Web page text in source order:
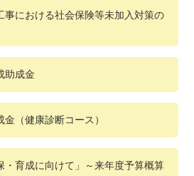
事における社会保険等未加入対策の
助成金
（健康診断コース）
・育成に向けて」～来年度予算概算